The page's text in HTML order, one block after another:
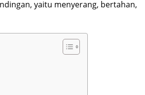
yaitu menyerang, bertahan,